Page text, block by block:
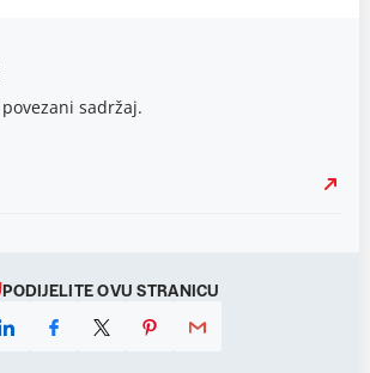
sadržaj.
PODIJELITE OVU STRANICU